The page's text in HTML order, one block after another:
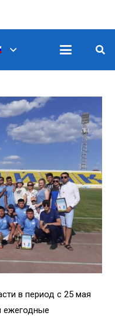
в период с 25 мая
ежегодные